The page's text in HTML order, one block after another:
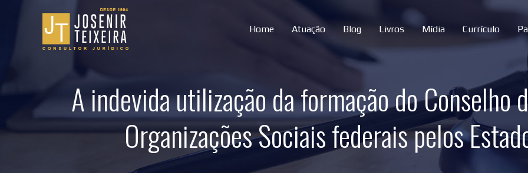
Home Atuação Blog Livros Mídia Currículo
A indevida utilização da formação do Conselho
Organizações Sociais federais pelos